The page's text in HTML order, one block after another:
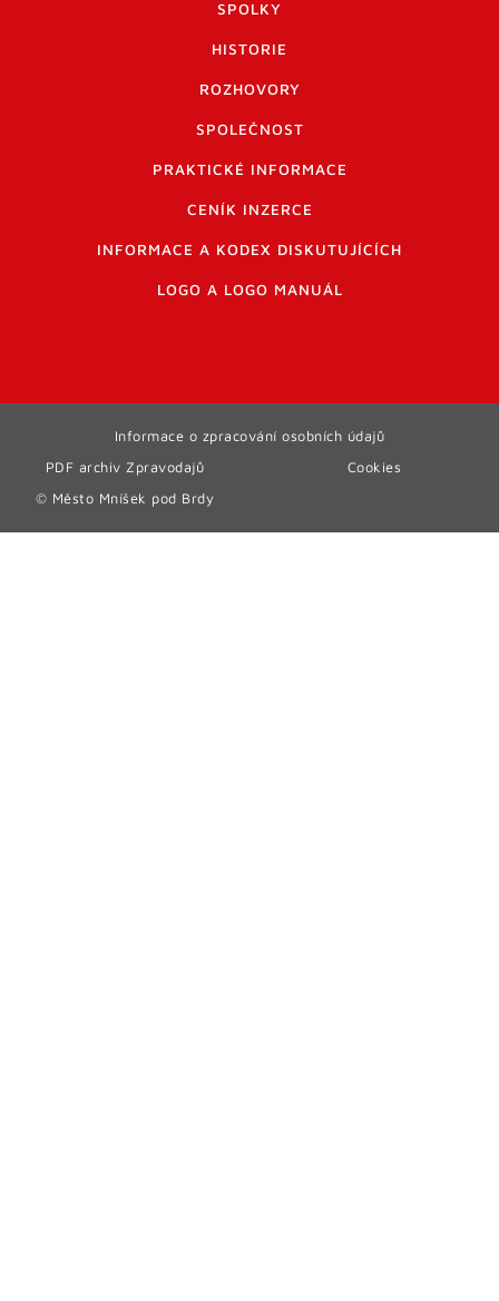
SPOLKY
HISTORIE
ROZHOVORY
SPOLEČNOST
PRAKTICKÉ INFORMACE
CENÍK INZERCE
INFORMACE A KODEX DISKUTUJÍCÍCH
LOGO A LOGO MANUÁL
© Město Mníšek pod Brdy
PDF archiv Zpravodajů
Informace o zpracování osobních údajů
Cookies